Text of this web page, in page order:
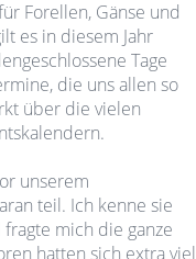
Forellen, Gänse und
es in diesem Jahr
Tage
die uns allen so
über die vielen
unserem
teil. Ich kenne sie
mich die ganze
hatten sich extra viel